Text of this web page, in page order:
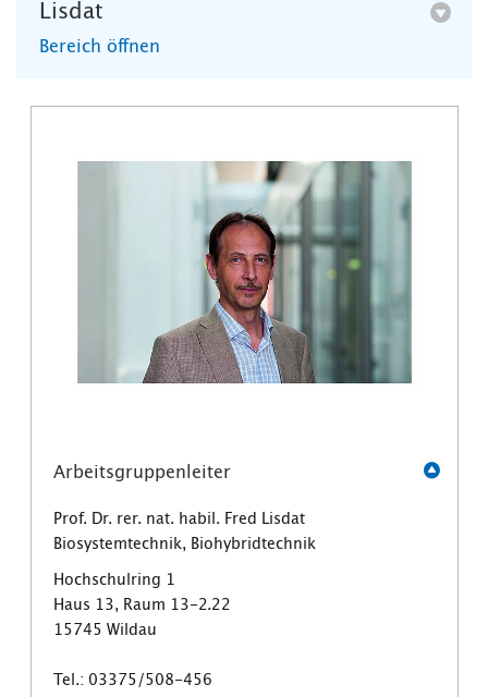
Lisdat
Bereich öffnen
Arbeitsgruppenleiter
Prof. Dr. rer. nat. habil. Fred Lisdat
Biosystemtechnik, Biohybridtechnik
Hochschulring 1
Haus 13, Raum 13-2.22
15745 Wildau
Tel.: 03375/508-456